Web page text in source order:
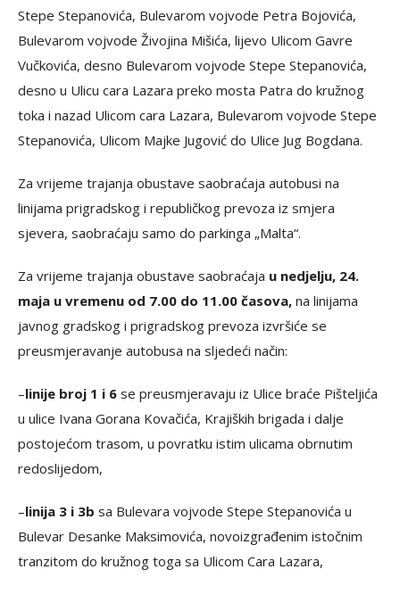
Stepe Stepanovića, Bulevarom vojvode Petra Bojovića,
Bulevarom vojvode Živojina Mišića, lijevo Ulicom Gavre
Vučkovića, desno Bulevarom vojvode Stepe Stepanovića,
desno u Ulicu cara Lazara preko mosta Patra do kružnog
toka i nazad Ulicom cara Lazara, Bulevarom vojvode Stepe
Stepanovića, Ulicom Majke Jugović do Ulice Jug Bogdana.
Za vrijeme trajanja obustave saobraćaja autobusi na
linijama prigradskog i republičkog prevoza iz smjera
sjevera, saobraćaju samo do parkinga „Malta“.
Za vrijeme trajanja obustave saobraćaja u nedjelju, 24.
maja u vremenu od 7.00 do 11.00 časova, na linijama
javnog gradskog i prigradskog prevoza izvršiće se
preusmjeravanje autobusa na sljedeći način:
–linije broj 1 i 6 se preusmjeravaju iz Ulice braće Pišteljića
u ulice Ivana Gorana Kovačića, Krajiških brigada i dalje
postojećom trasom, u povratku istim ulicama obrnutim
redoslijedom,
–linija 3 i 3b sa Bulevara vojvode Stepe Stepanovića u
Bulevar Desanke Maksimovića, novoizgrađenim istočnim
tranzitom do kružnog toga sa Ulicom Cara Lazara,